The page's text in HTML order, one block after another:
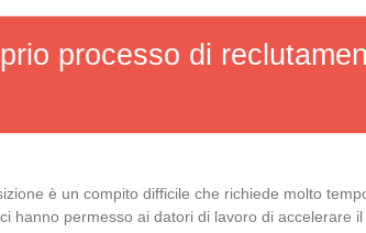
processo di
è un compito difficile che richiede molto
hanno permesso ai datori di lavoro di accelerare il